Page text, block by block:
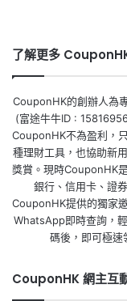
了解更多
CouponHK的創辦人為
(富途牛牛ID :
CouponHK不為盈利，
種理財工具，也協助新
獎賞。現時CouponHK
銀行、信用卡、證
CouponHK提供的獨家
WhatsApp即時查詢，
碼後，即可極速
CouponHK 網主互